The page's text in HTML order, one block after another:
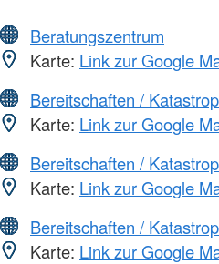
Beratungszentrum
Karte: Link zur Google
Bereitschaften /
Karte: Link zur Google
Bereitschaften /
Karte: Link zur Google
Bereitschaften /
Karte: Link zur Google